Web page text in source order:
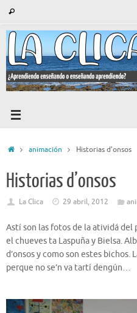
contenido
Buscar
Inicioanimación Historias d’onsos
Historias d’onsos
La Clica 29 abril, 2012
Astí son las fotos de la atividá del
el chueves ta Laspuña y Bielsa.
d’onsos y como son estes bichos.
perque no se’n va tartí dengún…